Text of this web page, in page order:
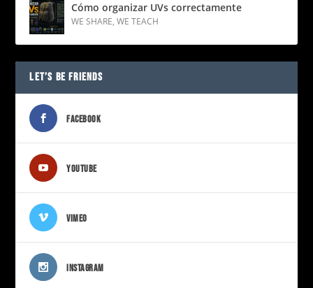
Cómo organizar UVs correctamente
WE SHARE,WE TEACH
LET’S BE FRIENDS
FACEBOOK
YOUTUBE
VIMEO
INSTAGRAM